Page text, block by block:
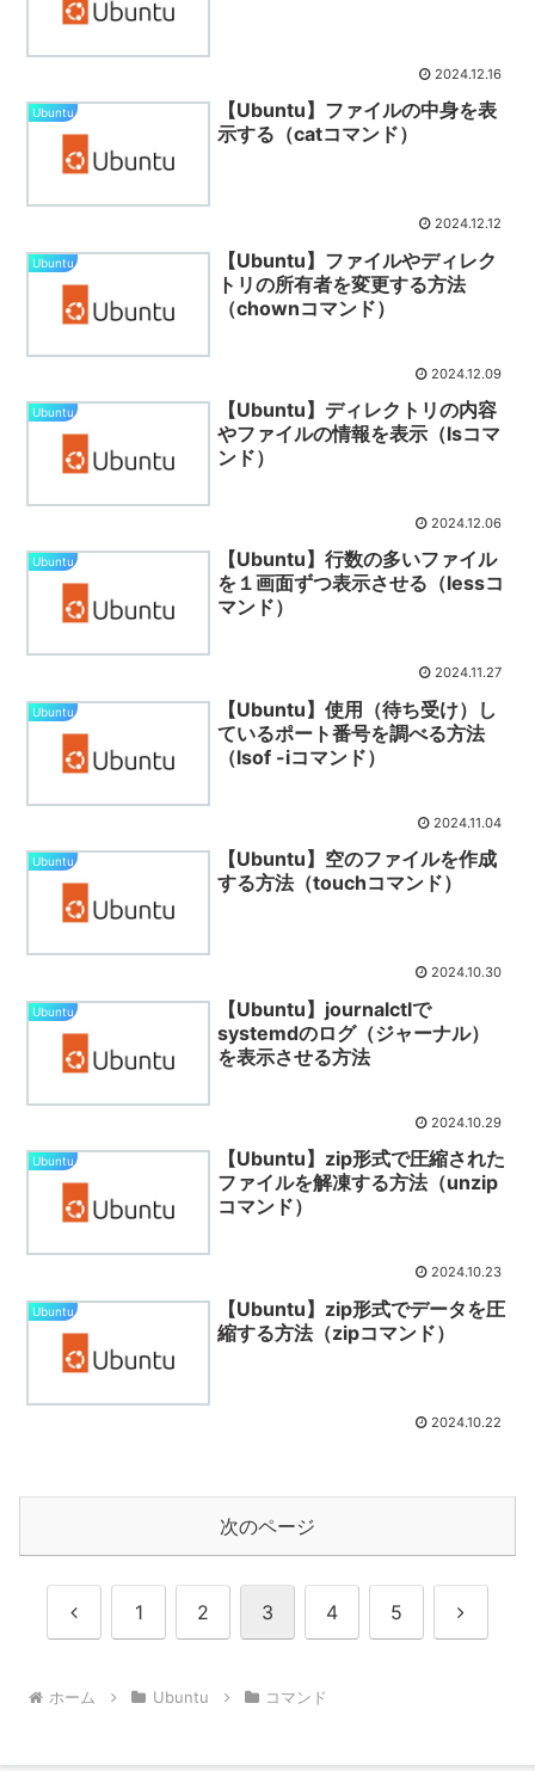
2024.12.16
Ubuntu
【Ubuntu】ファイルの中身を表
示する（catコマンド）
2024.12.12
Ubuntu
【Ubuntu】ファイルやディレク
トリの所有者を変更する方法
（chownコマンド）
2024.12.09
Ubuntu
【Ubuntu】ディレクトリの内容
やファイルの情報を表示（lsコマ
ンド）
2024.12.06
Ubuntu
【Ubuntu】行数の多いファイル
を１画面ずつ表示させる（lessコ
マンド）
2024.11.27
Ubuntu
【Ubuntu】使用（待ち受け）し
ているポート番号を調べる方法
（lsof -iコマンド）
2024.11.04
Ubuntu
【Ubuntu】空のファイルを作成
する方法（touchコマンド）
2024.10.30
Ubuntu
【Ubuntu】journalctlで
systemdのログ（ジャーナル）
を表示させる方法
2024.10.29
Ubuntu
【Ubuntu】zip形式で圧縮された
ファイルを解凍する方法（unzip
コマンド）
2024.10.23
Ubuntu
【Ubuntu】zip形式でデータを圧
縮する方法（zipコマンド）
2024.10.22
次のページ
前 1 2 3 4 5 次
ホーム Ubuntu コマンド